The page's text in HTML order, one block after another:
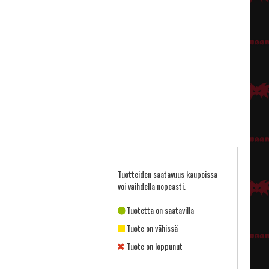
Tuotteiden saatavuus kaupoissa
voi vaihdella nopeasti.
Tuotetta on saatavilla
Tuote on vähissä
Tuote on loppunut